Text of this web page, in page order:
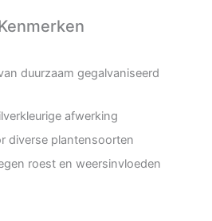
duurzaam gegalvaniseerd
afwerking
diverse plantensoorten
roest en weersinvloeden